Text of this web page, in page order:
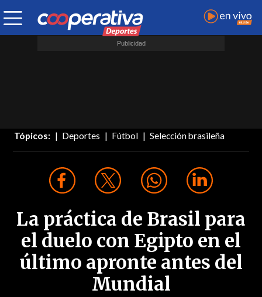
Tópicos: Deportes Fútbol Selección brasileña
La práctica de Brasil para
el duelo con Egipto en el
último apronte antes del
Mundial